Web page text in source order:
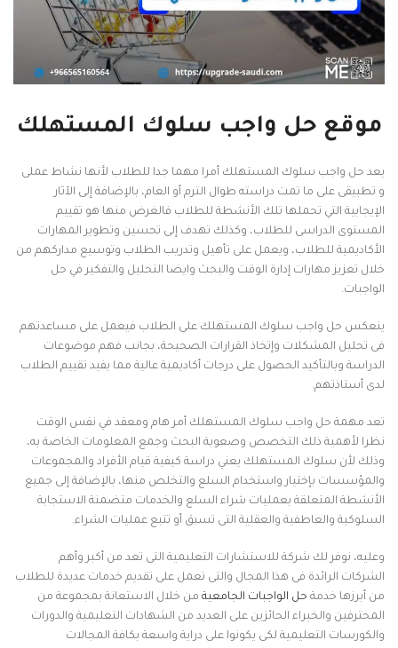
موقع حل واجب سلوك المستهلك
يعد حل واجب سلوك المستهلك أمرا مهما جدا للطلاب لأنها نشاط عملى
و تطبيقى على ما تمت دراسته طوال الترم أو العام، بالإضافة إلى الآثار
الإيجابية التي تحملها تلك الأنشطة للطلاب فالغرض منها هو تقييم
المستوى الدراسى للطلاب، وكذلك تهدف إلى تحسين وتطوير المهارات
الأكاديمية للطلاب، ويعمل على تأهيل وتدريب الطلاب وتوسيع مداركهم من
خلال تعزيز مهارات إدارة الوقت والبحث وايضا التحليل والتفكير في حل
الواجبات.
ينعكس حل واجب سلوك المستهلك على الطلاب فيعمل على مساعدتهم
فى تحليل المشكلات وإتخاذ القرارات الصحيحة، بجانب فهم موضوعات
الدراسة وبالتأكيد الحصول على درجات أكاديمية عالية مما يفيد تقييم الطلاب
لدى أستاذتهم.
تعد مهمة حل واجب سلوك المستهلك أمر هام ومعقد في نفس الوقت
نظرا لأهمية ذلك التخصص وصعوبة البحث وجمع المعلومات الخاصة به،
وذلك لأن سلوك المستهلك يعني دراسة كيفية قيام الأفراد والمجموعات
والمؤسسات بإختيار واستخدام السلع والتخلص منها، بالإضافة إلى جميع
الأنشطة المتعلقة بعمليات شراء السلع والخدمات متضمنة الاستجابة
السلوكية والعاطفية والعقلية التى تسبق أو تتبع عمليات الشراء.
وعليه، نوفر لك شركة للاستشارات التعليمية التى تعد من أكبر وأهم
الشركات الرائدة فى هذا المجال والتى تعمل على تقديم خدمات عديدة للطلاب
من أبرزها خدمة حل الواجبات الجامعية من خلال الاستعانة بمجموعة من
المحترفين والخبراء الحائزين على العديد من الشهادات التعليمية والدورات
والكورسات التعليمية لكى يكونوا على دراية واسعة بكافة المجالات